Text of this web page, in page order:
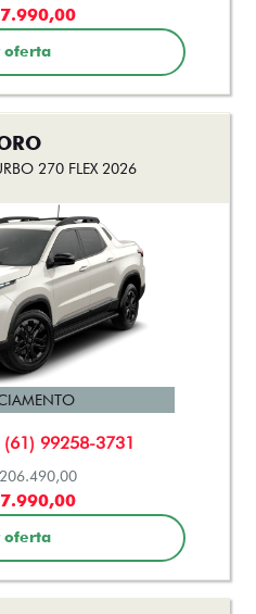
oferta
AT FLEX 2026
oferta